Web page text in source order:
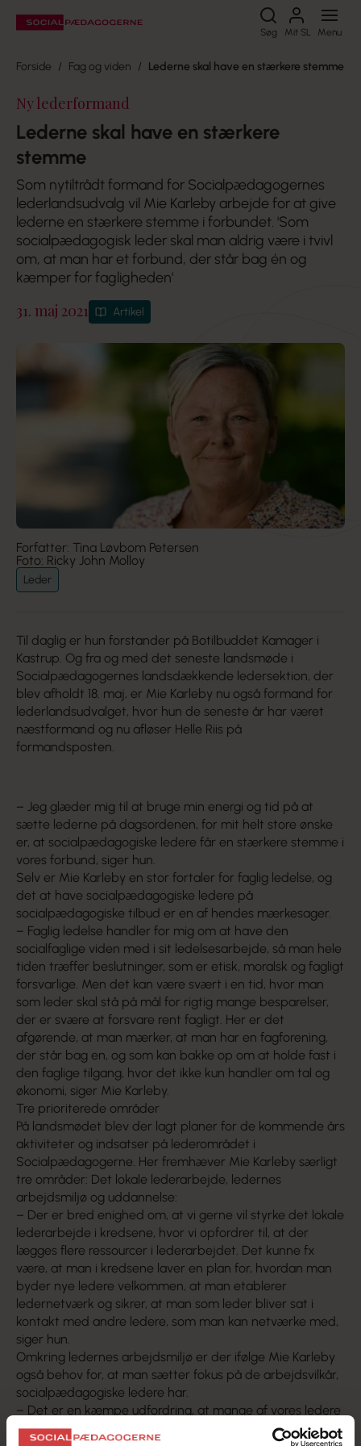
Søg Mit SL Menu
Søg
Forside Fag og viden Lederne skal have en stærkere stemme
Ny lederformand
Lederne skal have en stærkere
stemme
Som nytiltrådt formand for Socialpædagogernes
lederlandsudvalg vil Mie Karleby arbejde for at give
lederne en stærkere stemme i forbundet. 'Som
socialpædagogisk leder skal man aldrig være i tvivl
om, at man har et forbund, der står bag én og
kæmper for fagligheden'
31. maj 2021 Artikel
Forfatter: Tina Løvbom Petersen
Foto: Ricky John Molloy
Leder
Til daglig er hun forstander på Botilbuddet Kamager i
Kastrup. Og fra og med det seneste landsmøde i
Socialpædagogernes landsdækkende ledersektion, der
blev afholdt 18. maj, er Mie Karleby nu også formand for
lederlandsudvalget, hvor hun de seneste år har været
næstformand og nu afløser Helle Riis på
formandsposten.
– Jeg glæder mig til at bruge min energi og tid på at
sætte lederne på dagsordenen, for mit helt store ønske
er, at socialpædagogiske ledere får en stærkere stemme i
vores forbund, siger hun.
Selv er Mie Karleby en stor fortaler for faglig ledelse, og
det at have socialpædagogiske ledere på
socialpædagogiske tilbud er en af hendes mærkesager.
– Faglig ledelse handler for mig om at have den
socialfaglige viden med i sit ledelsesarbejde, så man hele
tiden træffer beslutninger, som er etisk, moralsk og fagligt
forsvarlige. Men det kan være svært i en tid, hvor man
som leder skal stå på mål for rigtig mange besparelser,
der er svære at forsvare rent fagligt. Her er det
afgørende, at man mærker, at man har en fagforening,
der står bag en, og som kan bakke op om at holde fast i
den faglige tilgang, hvor det ikke kun handler om tal og
økonomi, siger Mie Karleby.
Tre prioriterede områder
På landsmødet blev der lagt planer for de kommende års
aktiviteter og indsatser på lederområdet i
Socialpædagogerne. Her fremhæver Mie Karleby særligt
tre områder: Det lokale lederarbejde, ledernes
arbejdsmiljø og uddannelse:
– Der er bred enighed om, at vi gerne vil styrke det lokale
lederarbejde i kredsene, hvor vi opfordrer til, at der
lægges flere ressourcer i lederarbejdet. Det kunne fx
være, at man i kredsene laver en plan for, hvordan man
byder nye ledere velkommen, at man etablerer
ledernetværk og sikrer, at man som leder bliver sat i
kontakt med andre ledere, som man kan netværke med,
siger hun.
Omkring ledernes arbejdsmiljø er der ifølge Mie Karleby
også behov for, at man sætter fokus på de arbejdsvilkår,
socialpædagogiske ledere har.
– Det er en kæmpe udfordring, at mange af vores ledere
arbejder op mod 60 timer om ugen og forventes at